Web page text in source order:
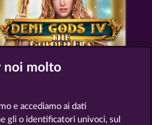
noi molto
e accediamo ai dati
gli o identificatori univoci, sul